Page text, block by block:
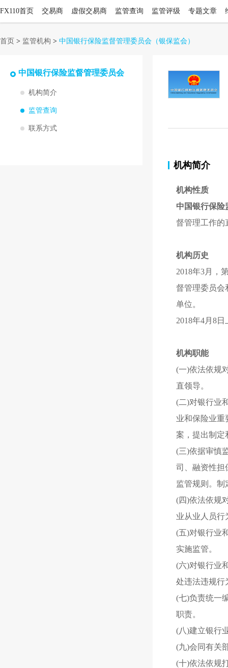
FX110首页 交易商 虚假交易商 监管查询 监管评级 专题文章
首页 > 监管机构 > 中国银行保险监督管理委员会 （银保监会）
中国银行保险监督管理委员会
机构简介
监管查询
联系方式
机构简介
机构性质
中国银行保险
督管理工作的
机构历史
2018年3月，
督管理委员会
单位。
2018年4月8日
机构职能
(一)依法依规
直领导。
(二)对银行业
业和保险业重
案，提出制定
(三)依据审慎
司、融资性担
监管规则。制
(四)依法依规
业从业人员行
(五)对银行业
实施监管。
(六)对银行业
处违法违规行
(七)负责统一
职责。
(八)建立银行
(九)会同有关
(十)依法依规